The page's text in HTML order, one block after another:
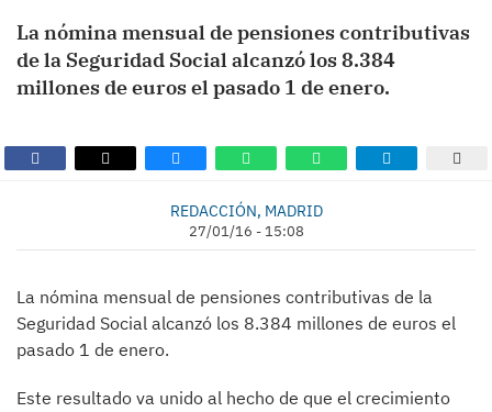
La nómina mensual de pensiones contributivas
de la Seguridad Social alcanzó los 8.384
millones de euros el pasado 1 de enero.
REDACCIÓN, MADRID
27/01/16 - 15:08
La nómina mensual de pensiones contributivas de la
Seguridad Social alcanzó los 8.384 millones de euros el
pasado 1 de enero.
Este resultado va unido al hecho de que el crecimiento